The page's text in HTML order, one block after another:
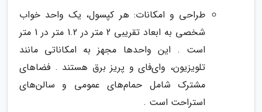
طراحی و امکانات: هر کپسول، یک واحد خواب
شخصی به ابعاد تقریبی 2 متر در 1.2 متر در 1 متر
است . این واحدها مجهز به امکاناتی مانند
تلویزیون، وای‌فای و پریز برق هستند . فضاهای
مشترک شامل حمام‌های عمومی و سالن‌های
استراحت است .